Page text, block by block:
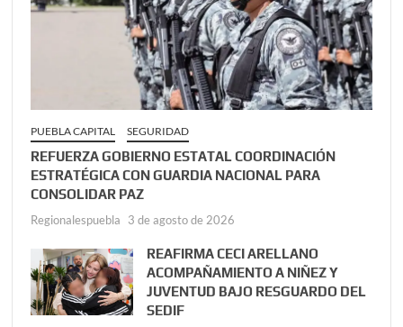
PUEBLA CAPITAL SEGURIDAD
REFUERZA GOBIERNO ESTATAL COORDINACIÓN
ESTRATÉGICA CON GUARDIA NACIONAL PARA
CONSOLIDAR PAZ
Regionalespuebla 3 de agosto de 2026
REAFIRMA CECI ARELLANO
ACOMPAÑAMIENTO A NIÑEZ Y
JUVENTUD BAJO RESGUARDO DEL
SEDIF